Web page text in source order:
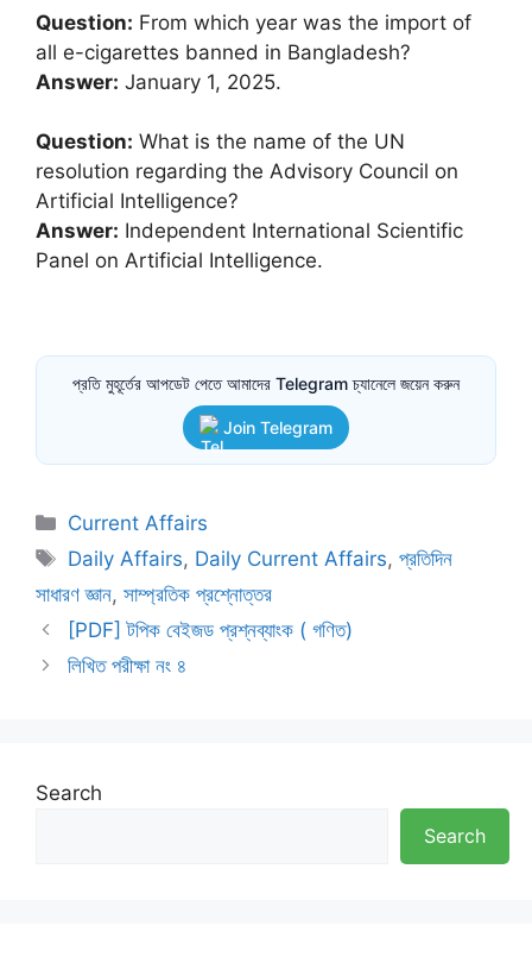
Question: From which year was the import of
all e-cigarettes banned in Bangladesh?
Answer: January 1, 2025.
Question: What is the name of the UN
resolution regarding the Advisory Council on
Artificial Intelligence?
Answer: Independent International Scientific
Panel on Artificial Intelligence.
প্রতি মুহূর্তের আপডেট পেতে আমাদের Telegram চ্যানেলে জয়েন করুন
Join Telegram
Categories
Current Affairs
Tags
Daily Affairs, Daily Current Affairs,প্রতিদিন
সাধারণ জ্ঞান, সাম্প্রতিক প্রশ্নোত্তর
[PDF] টপিক বেইজড প্রশ্নব্যাংক ( গণিত)
লিখিত পরীক্ষা নং ৪
Search
Search